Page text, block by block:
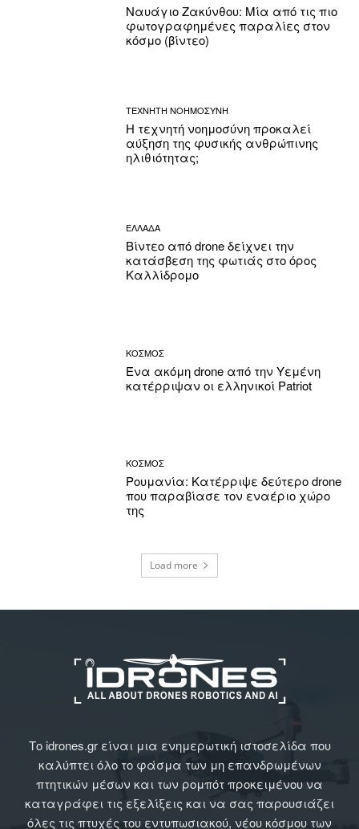
Ναυάγιο Ζακύνθου: Μία από τις πιο
φωτογραφημένες παραλίες στον
κόσμο (βίντεο)
ΤΕΧΝΗΤΗ ΝΟΗΜΟΣΥΝΗ
Η τεχνητή νοημοσύνη προκαλεί
αύξηση της φυσικής ανθρώπινης
ηλιθιότητας;
ΕΛΛΑΔΑ
Βίντεο από drone δείχνει την
κατάσβεση της φωτιάς στο όρος
Καλλίδρομο
ΚΟΣΜΟΣ
Ένα ακόμη drone από την Υεμένη
κατέρριψαν οι ελληνικοί Patriot
ΚΟΣΜΟΣ
Ρουμανία: Κατέρριψε δεύτερο drone
που παραβίασε τον εναέριο χώρο
της
Load more
Το idrones.gr είναι μια ενημερωτική ιστοσελίδα που
καλύπτει όλο το φάσμα των μη επανδρωμένων
πτητικών μέσων και των ρομπότ προκειμένου να
καταγράφει τις εξελίξεις και να σας παρουσιάζει
όλες τις πτυχές του εντυπωσιακού, νέου κόσμου των